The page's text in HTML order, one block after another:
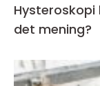
Hysteroskopi hvad er det, og hvornår giver
det mening?